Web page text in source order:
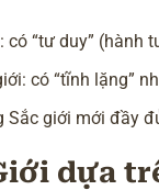
“tư duy” (hành
có “tĩnh lặng”
giới mới đầy
dựa